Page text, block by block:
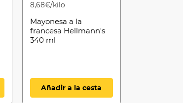
8,68€/kilo
Mayonesa a la
francesa Hellmann's
340 ml
Añadir a la cesta